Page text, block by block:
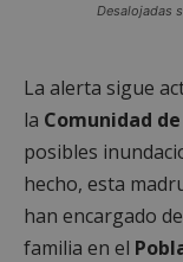
Desalojadas
La alerta sigue
la Comunidad
posibles
hecho, esta
han encargado
familia en el